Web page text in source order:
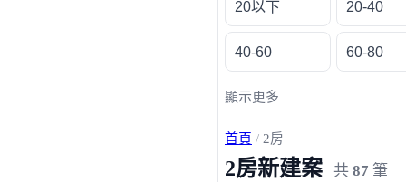
20以下 20-40
40-60 60-80
顯示更多
首頁 / 2房
2房新建案 共 87 筆